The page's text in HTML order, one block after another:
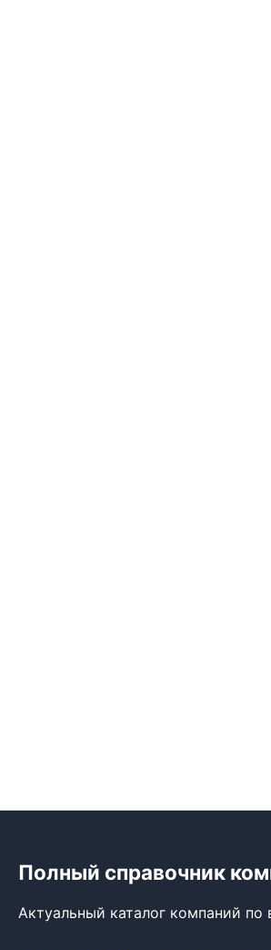
Полный справочник
Актуальный каталог компаний по